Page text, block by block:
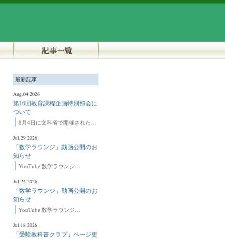
最新記事
Aug.04 2026
第16回教育課程企画特別部会に
ついて
8月4日に文科省で開催された…
Jul.29 2026
「数学ラウンジ」動画公開のお
知らせ
YouTube 数学ラウンジ…
Jul.24 2026
「数学ラウンジ」動画公開のお
知らせ
YouTube 数学ラウンジ…
Jul.18 2026
「受験教科書クラブ」ページ更